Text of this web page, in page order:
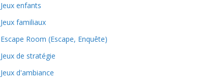
Jeux enfants
Jeux familiaux
Escape Room (Escape, Enquête)
Jeux de stratégie
Jeux d'ambiance